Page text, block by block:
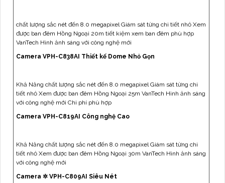
chất lượng sắc nét đến 8.0 megapixel Giám sát từng chi tiết nhỏ Xem
được ban đêm Hồng Ngoại 20m tiết kiệm xem ban đêm phù hợp
VanTech Hình ảnh sáng với công nghệ mới
Camera VPH-C838AI Thiết kế Dome Nhỏ Gọn
Khả Năng chất lượng sắc nét đến 8.0 megapixel Giám sát từng chi
tiết nhỏ Xem được ban đêm Hồng Ngoại 25m VanTech Hình ảnh sáng
với công nghệ mới Chi phí phù hợp
Camera VPH-C819AI Công nghệ Cao
Khả Năng chất lượng sắc nét đến 8.0 megapixel Giám sát từng chi
tiết nhỏ Xem được ban đêm Hồng Ngoại 30m VanTech Hình ảnh sáng
với công nghệ mới
Camera ✲ VPH-C809AI Siêu Nét